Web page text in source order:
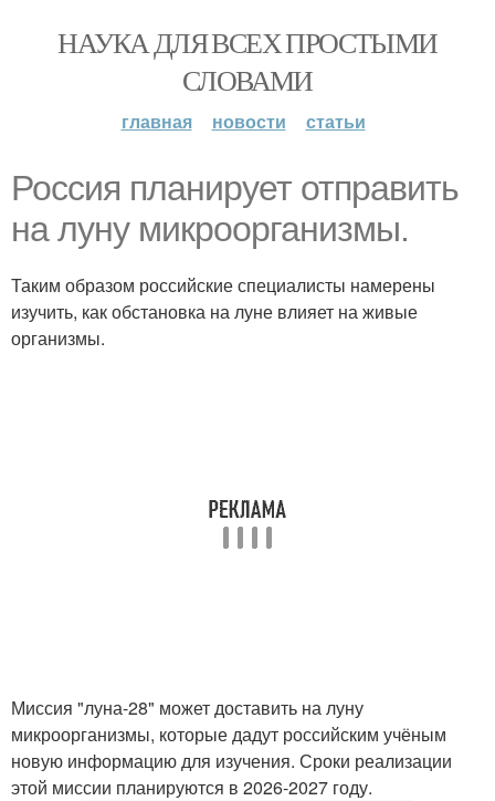
НАУКА ДЛЯ ВСЕХ ПРОСТЫМИ
СЛОВАМИ
главная новости статьи
Россия планирует отправить
на луну микроорганизмы.
Таким образом российские специалисты намерены
изучить, как обстановка на луне влияет на живые
организмы.
Миссия "луна-28" может доставить на луну
микроорганизмы, которые дадут российским учёным
новую информацию для изучения. Сроки реализации
этой миссии планируются в 2026-2027 году.